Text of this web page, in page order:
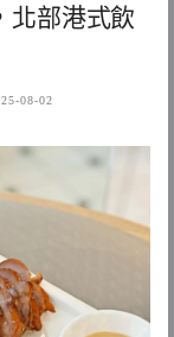
北部港式飲
08-02